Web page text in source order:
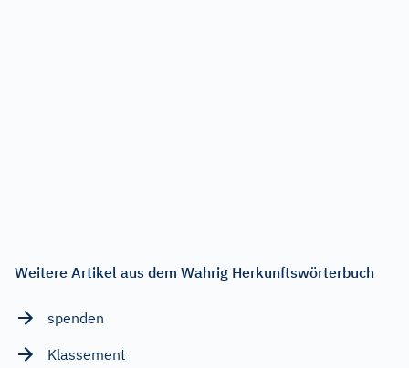
Weitere Artikel aus dem Wahrig Herkunftswörterbuch
spenden
Klassement